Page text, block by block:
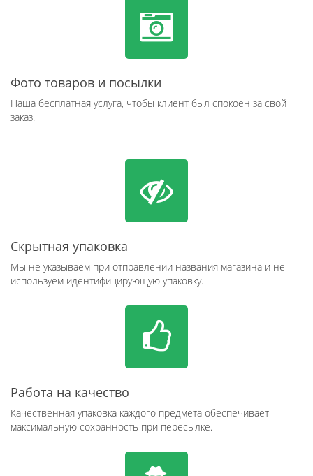
Фото товаров и посылки
Наша бесплатная услуга, чтобы клиент был спокоен за свой
заказ.
Скрытная упаковка
Мы не указываем при отправлении названия магазина и не
используем идентифицирующую упаковку.
Работа на качество
Качественная упаковка каждого предмета обеспечивает
максимальную сохранность при пересылке.